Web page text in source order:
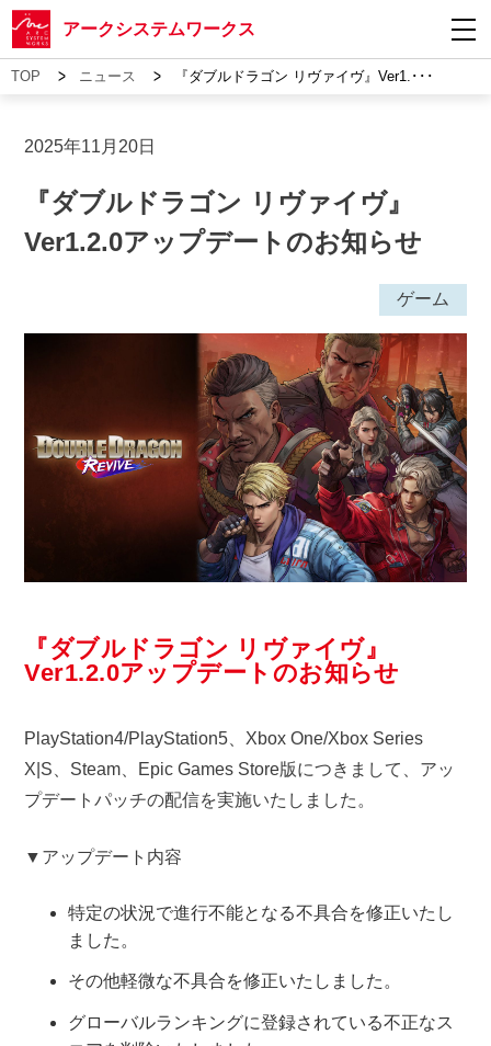
アークシステムワークス
TOP > ニュース > 『ダブルドラゴン リヴァイヴ』Ver1.･･･
2025年11月20日
『ダブルドラゴン リヴァイヴ』
Ver1.2.0アップデートのお知らせ
ゲーム
『ダブルドラゴン リヴァイヴ』
Ver1.2.0アップデートのお知らせ
PlayStation4/PlayStation5、Xbox One/Xbox Series
X|S、Steam、Epic Games Store版につきまして、アッ
プデートパッチの配信を実施いたしました。
▼アップデート内容
特定の状況で進行不能となる不具合を修正いたし
ました。
その他軽微な不具合を修正いたしました。
グローバルランキングに登録されている不正なス